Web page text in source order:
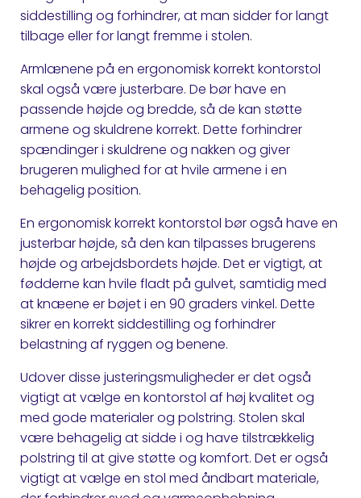
siddestilling og forhindrer, at man sidder for langt
tilbage eller for langt fremme i stolen.
Armlænene på en ergonomisk korrekt kontorstol
skal også være justerbare. De bør have en
passende højde og bredde, så de kan støtte
armene og skuldrene korrekt. Dette forhindrer
spændinger i skuldrene og nakken og giver
brugeren mulighed for at hvile armene i en
behagelig position.
En ergonomisk korrekt kontorstol bør også have en
justerbar højde, så den kan tilpasses brugerens
højde og arbejdsbordets højde. Det er vigtigt, at
fødderne kan hvile fladt på gulvet, samtidig med
at knæene er bøjet i en 90 graders vinkel. Dette
sikrer en korrekt siddestilling og forhindrer
belastning af ryggen og benene.
Udover disse justeringsmuligheder er det også
vigtigt at vælge en kontorstol af høj kvalitet og
med gode materialer og polstring. Stolen skal
være behagelig at sidde i og have tilstrækkelig
polstring til at give støtte og komfort. Det er også
vigtigt at vælge en stol med åndbart materiale,